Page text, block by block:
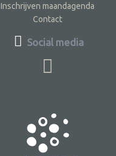
Inschrijven maandagenda
Contact
Social media